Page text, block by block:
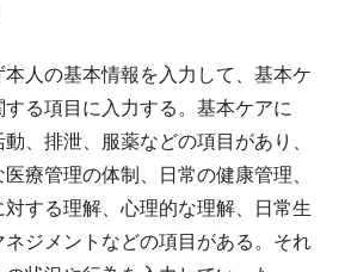
人の基本情報を入力して、基本ケ
る項目に入力する。基本ケアに
、排泄、服薬などの項目があり、
療管理の体制、日常の健康管理、
対する理解、心理的な理解、日常生
ジメントなどの項目がある。それ